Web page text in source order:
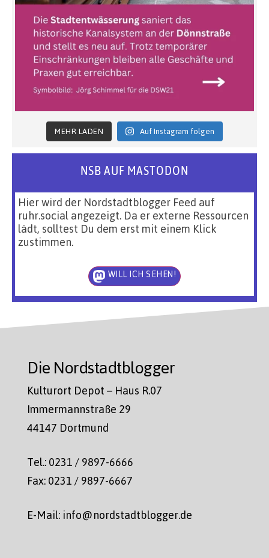
MEHR LADEN Auf Instagram folgen
NSB AUF MASTODON
Hier wird der Nordstadtblogger Feed auf
ruhr.social angezeigt. Da er externe Ressourcen
lädt, solltest Du dem erst mit einem Klick
zustimmen.
WILL ICH SEHEN!
Die Nordstadtblogger
Kulturort Depot – Haus R.07
Immermannstraße 29
44147 Dortmund
Tel.: 0231 / 9897-6666
Fax: 0231 / 9897-6667
E-Mail: info@nordstadtblogger.de